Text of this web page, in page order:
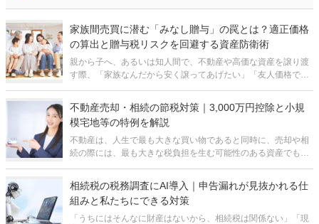
家族間売買に潜む「みなし贈与」の罠とは？適正価格
の算出と贈与税リスクを回避する資産防衛術
親から子へ、あるいは知人間で、不動産や高価な資産を譲り渡
す際、「家族なんだから安く譲ってあげたい」「友人価格で安
て安くする」行為が、思わ
不動産売却・相続の節税対策｜3,000万円控除と小規
模宅地等の特例を解説
不動産は、人生で最も大きな買い物であると同時に、売却や相
続の際には、最も大きな税負担を生む可能性のある資産でもあ
なくて困った」
相続税の税務調査にAI導入｜申告漏れが見抜かれる仕
組みと私たちにできる対策
「うちにはそんなに財産はないから、相続税は関係ない」「現